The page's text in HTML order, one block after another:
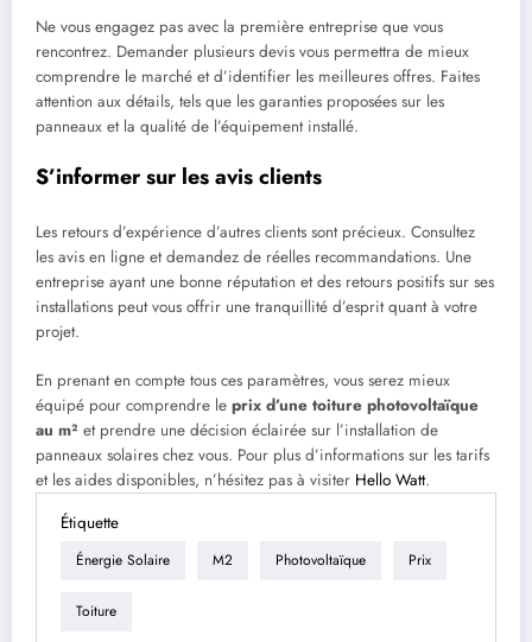
Ne vous engagez pas avec la première entreprise que vous
rencontrez. Demander plusieurs devis vous permettra de mieux
comprendre le marché et d’identifier les meilleures offres. Faites
attention aux détails, tels que les garanties proposées sur les
panneaux et la qualité de l’équipement installé.
S’informer sur les avis clients
Les retours d’expérience d’autres clients sont précieux. Consultez
les avis en ligne et demandez de réelles recommandations. Une
entreprise ayant une bonne réputation et des retours positifs sur ses
installations peut vous offrir une tranquillité d’esprit quant à votre
projet.
En prenant en compte tous ces paramètres, vous serez mieux
équipé pour comprendre le prix d’une toiture photovoltaïque
au m² et prendre une décision éclairée sur l’installation de
panneaux solaires chez vous. Pour plus d’informations sur les tarifs
et les aides disponibles, n’hésitez pas à visiter Hello Watt.
Étiquette
Énergie Solaire M2 Photovoltaïque Prix
Toiture